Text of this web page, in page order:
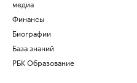
медиа
Финансы
Биографии
База знаний
РБК Образование